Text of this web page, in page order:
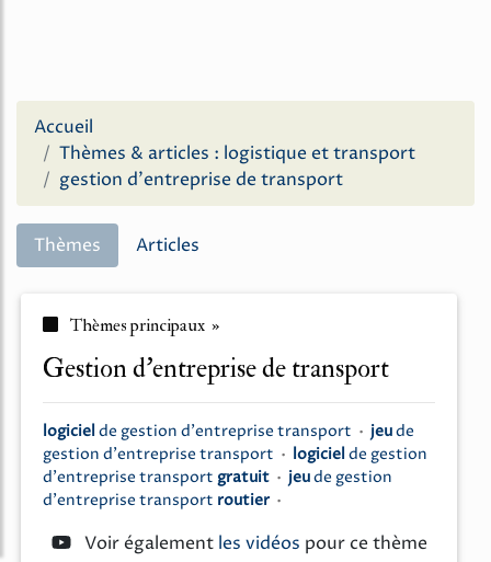
Accueil
Thèmes & articles : logistique et transport
gestion d'entreprise de transport
Thèmes Articles
Thèmes principaux »
gestion d'entreprise de transport
logicielde gestion d'entreprise transport • jeude
gestion d'entreprise transport • logicielde gestion
d'entreprise transport gratuit • jeude gestion
d'entreprise transport routier •
Voir également les vidéos pour ce thème